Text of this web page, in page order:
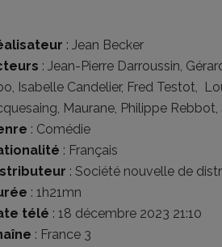
: Jean Becker
: Jean-Pierre Darroussin,
, Isabelle Candelier, Fred Testot,
, Maurane, Philippe Rebbot,
: Comédie
: Français
: Société nouvelle de
: 1h21mn
télé : 18 décembre 2023 21:10
: France 3